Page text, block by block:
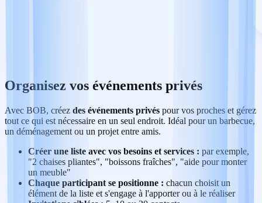
Organisez vos événements privés
Avec BOB, créez des événements privés pour vos proches et gérez
tout ce qui est nécessaire en un seul endroit. Idéal pour un barbecue,
un déménagement ou un projet entre amis.
Créer une liste avec vos besoins et services : par exemple,
"2 chaises pliantes", "boissons fraîches", "aide pour monter
un meuble"
Chaque participant se positionne : chacun choisit un
élément de la liste et s'engage à l'apporter ou à le réaliser